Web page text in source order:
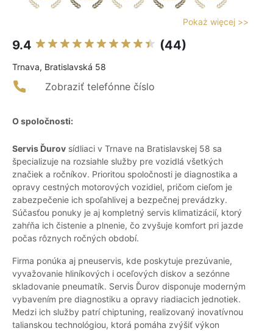
Pokaż więcej >>
9.4 (44)
Trnava, Bratislavská 58
Zobraziť telefónne číslo
O spoločnosti:
Servis Ďurov sídliaci v Trnave na Bratislavskej 58 sa
špecializuje na rozsiahle služby pre vozidlá všetkých
značiek a ročníkov. Prioritou spoločnosti je diagnostika a
opravy cestných motorových vozidiel, pričom cieľom je
zabezpečenie ich spoľahlivej a bezpečnej prevádzky.
Súčasťou ponuky je aj kompletný servis klimatizácií, ktorý
zahŕňa ich čistenie a plnenie, čo zvyšuje komfort pri jazde
počas rôznych ročných období.
Firma ponúka aj pneuservis, kde poskytuje prezúvanie,
vyvažovanie hliníkových i oceľových diskov a sezónne
skladovanie pneumatík. Servis Ďurov disponuje moderným
vybavením pre diagnostiku a opravy riadiacich jednotiek.
Medzi ich služby patrí chiptuning, realizovaný inovatívnou
talianskou technológiou, ktorá pomáha zvýšiť výkon